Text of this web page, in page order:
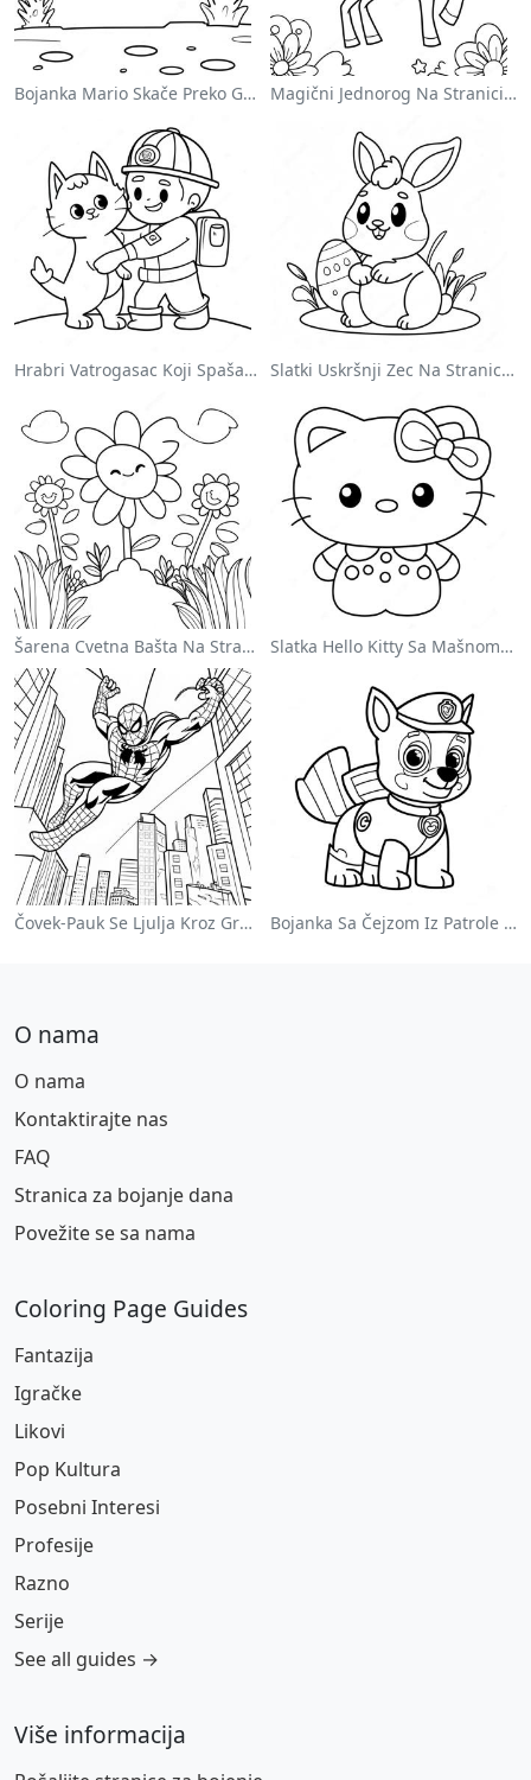
Bojanka Mario Skače Preko Goomba Magični Jednorog Na Stranici Za Bojanje Sa Duškom
Hrabri Vatrogasac Koji Spašava Mačku Za Bojanje Slatki Uskršnji Zec Na Stranici Za Bojanje
Šarena Cvetna Bašta Na Stranici Za Bojanje Slatka Hello Kitty Sa Mašnom - Bojanka
Čovek-Pauk Se Ljulja Kroz Grad - Bojanka Bojanka Sa Čejzom Iz Patrole Pasa
O nama
O nama
Kontaktirajte nas
FAQ
Stranica za bojanje dana
Povežite se sa nama
Coloring Page Guides
Fantazija
Igračke
Likovi
Pop Kultura
Posebni Interesi
Profesije
Razno
Serije
See all guides →
Više informacija